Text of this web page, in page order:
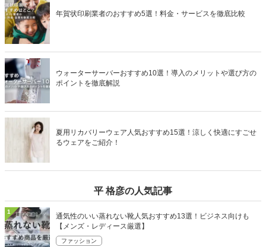
年賀状印刷業者のおすすめ5選！料金・サービスを徹底比較
ウォーターサーバーおすすめ10選！導入のメリットや選び方の
ポイントを徹底解説
夏用リカバリーウェア人気おすすめ15選！涼しく快適にすごせ
るウェアをご紹介！
平 格彦の人気記事
1
通気性のいい蒸れない靴人気おすすめ13選！ビジネス向けも
【メンズ・レディース厳選】
ファッション